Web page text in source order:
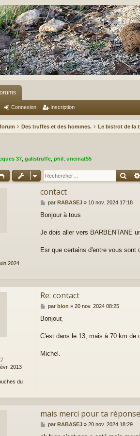
Connexion Inscription
Des truffes et des hommes. Le bistrot de la
37 galistruffe phil uncinat55
2024
contact
M
s
a
par RABASEJ» 10 nov. 2024 17:18
Bonjour à tous
Je dois aller vers BARBENTANE
Esr que certains d'entre vous sont
2013
du
Re: contact
M
s
a
par bion » 20 nov. 2024 08:25
Bonjour,
C'est dans le 13, mais à 70 km de
Michel.
mais merci pour ta réponse
M
par RABASEJ» 20 nov. 2024 18:29